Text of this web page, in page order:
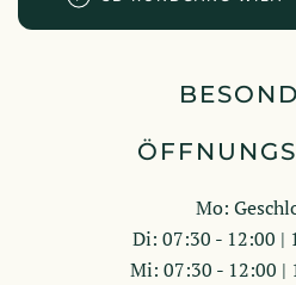
Mo:
Di: 07:30 - 12:00 |
Mi: 07:30 - 12:00 |